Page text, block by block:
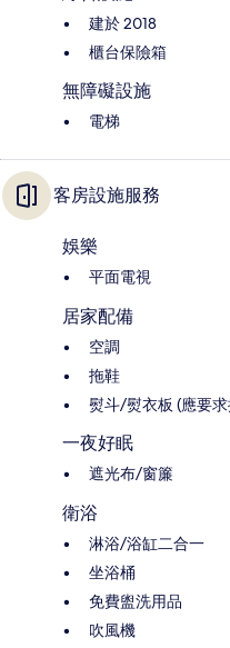
建於 2018
櫃台保險箱
無障礙設施
電梯
客房設施服務
娛樂
平面電視
居家配備
空調
拖鞋
熨斗/熨衣板 (應要
一夜好眠
遮光布/窗簾
衛浴
淋浴/浴缸二合一
坐浴桶
免費盥洗用品
吹風機